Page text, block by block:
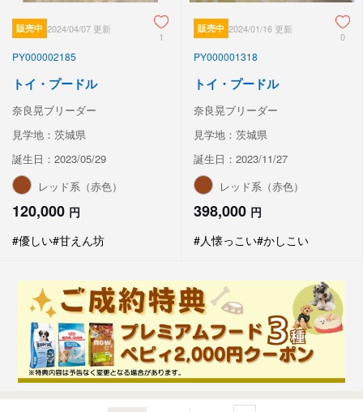
販売中 2024/04/07 更新
1
PY000002185
トイ・プードル
奈良晃ブリーダー
見学地：茨城県
誕生日：2023/05/29
レッド系（赤色）
120,000 円
#優しい#甘えん坊
販売中 2024/01/16 更新
0
PY000001318
トイ・プードル
奈良晃ブリーダー
見学地：茨城県
誕生日：2023/11/27
レッド系（赤色）
398,000 円
#人懐っこい#かしこい